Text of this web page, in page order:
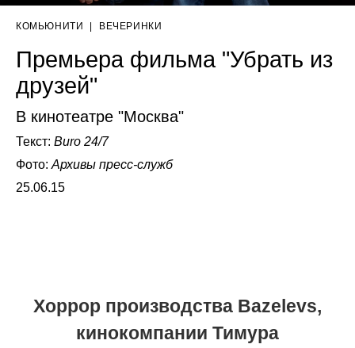
КОМЬЮНИТИ | ВЕЧЕРИНКИ
Премьера фильма "Убрать из
друзей"
В кинотеатре "Москва"
Текст: Buro 24/7
Фото: Архивы пресс-служб
25.06.15
Хоррор производства Bazelevs,
кинокомпании Тимура